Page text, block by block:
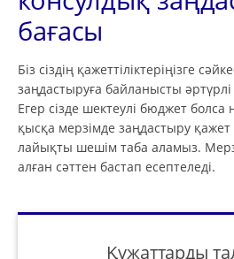
бағасы
Біз сіздің қажеттіліктеріңізге
заңдастыруға байланысты
Егер сізде шектеулі бюджет
қысқа мерзімде заңдастыру қажет
лайықты шешім таба аламыз.
алған сәттен бастап есептеледі.
Құжаттарды